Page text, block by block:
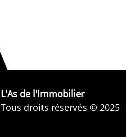
L'As de l'Immobilier
Tous droits réservés © 2025